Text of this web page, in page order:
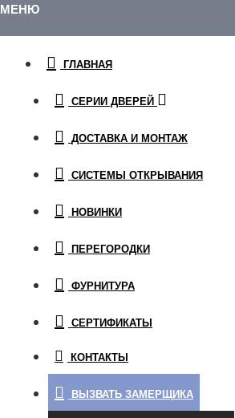
МЕНЮ
ГЛАВНАЯ
СЕРИИ ДВЕРЕЙ
ДОСТАВКА И МОНТАЖ
СИСТЕМЫ ОТКРЫВАНИЯ
НОВИНКИ
ПЕРЕГОРОДКИ
ФУРНИТУРА
СЕРТИФИКАТЫ
КОНТАКТЫ
ВЫЗВАТЬ ЗАМЕРЩИКА